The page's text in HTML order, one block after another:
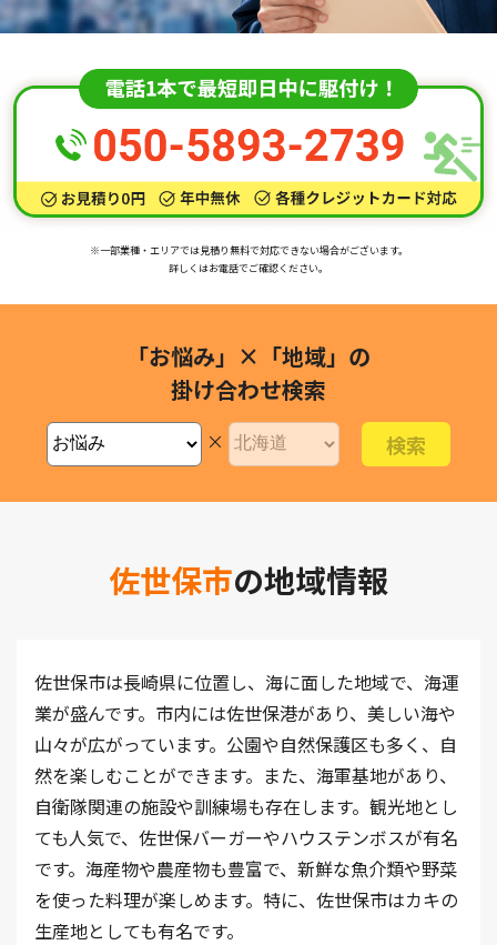
※一部業種・エリアでは見積り無料で対応できない場合がございます。
詳しくはお電話でご確認ください。
「お悩み」×「地域」の
掛け合わせ検索
×
佐世保市の地域情報
佐世保市は長崎県に位置し、海に面した地域で、海運
業が盛んです。市内には佐世保港があり、美しい海や
山々が広がっています。公園や自然保護区も多く、自
然を楽しむことができます。また、海軍基地があり、
自衛隊関連の施設や訓練場も存在します。観光地とし
ても人気で、佐世保バーガーやハウステンボスが有名
です。海産物や農産物も豊富で、新鮮な魚介類や野菜
を使った料理が楽しめます。特に、佐世保市はカキの
生産地としても有名です。